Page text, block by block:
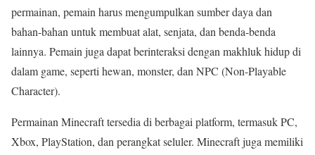
permainan, pemain harus mengumpulkan sumber daya dan
bahan-bahan untuk membuat alat, senjata, dan benda-benda
lainnya. Pemain juga dapat berinteraksi dengan makhluk hidup di
dalam game, seperti hewan, monster, dan NPC (Non-Playable
Character).
Permainan Minecraft tersedia di berbagai platform, termasuk PC,
Xbox, PlayStation, dan perangkat seluler. Minecraft juga memiliki